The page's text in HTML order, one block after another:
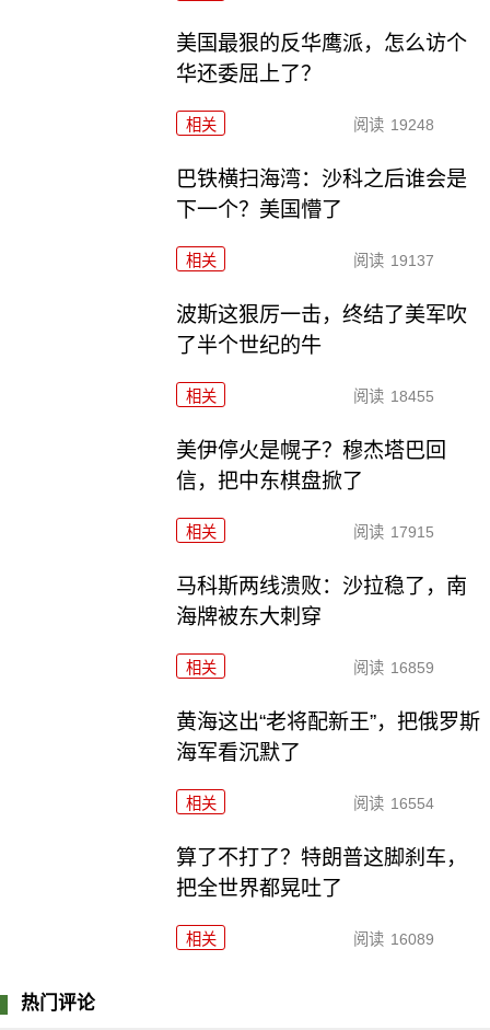
美国最狠的反华鹰派，怎么访个
华还委屈上了？
相关 阅读 19248
巴铁横扫海湾：沙科之后谁会是
下一个？美国懵了
相关 阅读 19137
波斯这狠厉一击，终结了美军吹
了半个世纪的牛
相关 阅读 18455
美伊停火是幌子？穆杰塔巴回
信，把中东棋盘掀了
相关 阅读 17915
马科斯两线溃败：沙拉稳了，南
海牌被东大刺穿
相关 阅读 16859
黄海这出“老将配新王”，把俄罗斯
海军看沉默了
相关 阅读 16554
算了不打了？特朗普这脚刹车，
把全世界都晃吐了
相关 阅读 16089
热门评论